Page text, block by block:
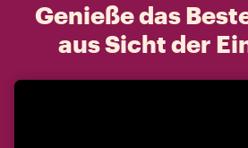
Genieße das
aus Sicht der